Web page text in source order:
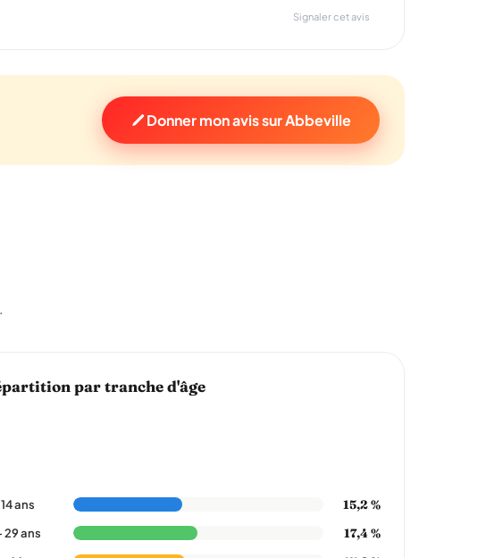
Signaler cet avis
Donner mon avis sur Abbeville
par tranche d'âge
ans 15,2 %
29 ans 17,4 %